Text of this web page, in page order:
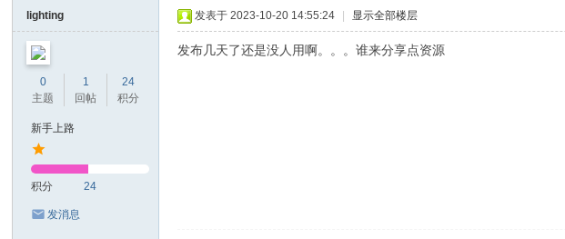
lighting
0
主题
1
回帖
24
积分
新手上路
积分 24
发消息
发表于 2023-10-20 14:55:24 显示全部楼层
发布几天了还是没人用啊。。。谁来分享点资源